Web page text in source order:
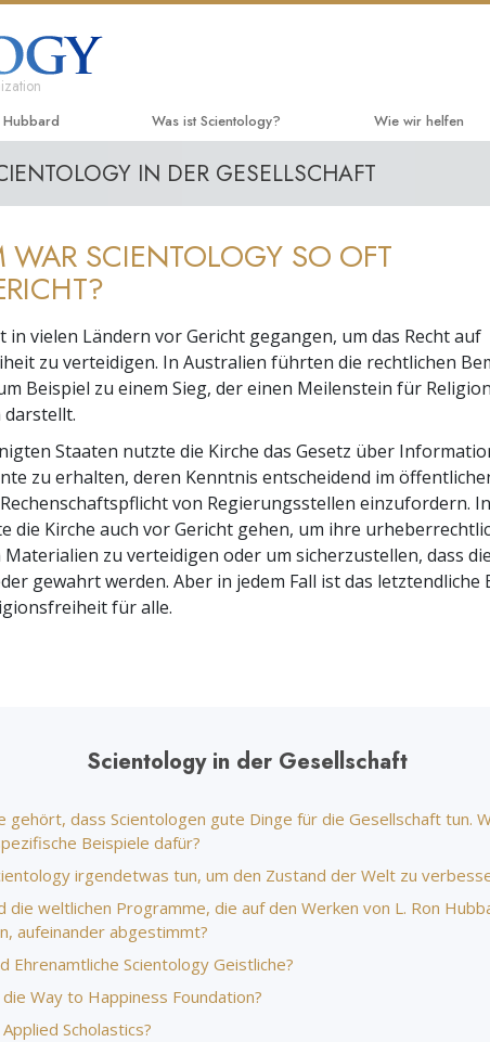
Hubbard Was ist Scientology?
Anschauungen und Praxis
Lernen Sie einen Scientologen kennen
Innerhalb einer Scientology Kirche
Eine Einführung in die Dianetik
Liebe und Hass – Was ist Größe?
Wie wir helfen
Criminon
Fakten über
United for Human
Menschenrechte)
Citizens
Ehrenamtliche
IN DER GESELLSCHAFT
WAR SCIENTOLOGY SO OFT
in vielen Ländern vor Gericht gegangen, um das Recht auf
zu verteidigen. In Australien führten die rechtlichen
Beispiel zu einem Sieg, der einen Meilenstein für
darstellt.
Staaten nutzte die Kirche das Gesetz über
zu erhalten, deren Kenntnis entscheidend im
von Regierungsstellen einzufordern.
die Kirche auch vor Gericht gehen, um ihre
zu verteidigen oder um sicherzustellen, dass
gewahrt werden. Aber in jedem Fall ist das letztendliche
für alle.
Scientology in der Gesellschaft
gehört, dass Scientologen gute Dinge für die Gesellschaft tun.
Beispiele dafür?
irgendetwas tun, um den Zustand der Welt zu
die weltlichen Programme, die auf den Werken von L. Ron
aufeinander abgestimmt?
Ehrenamtliche Scientology Geistliche?
Way to Happiness Foundation?
Scholastics?